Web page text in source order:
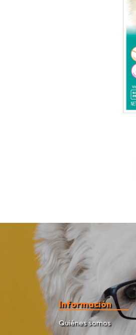
Información
Quiénes somos